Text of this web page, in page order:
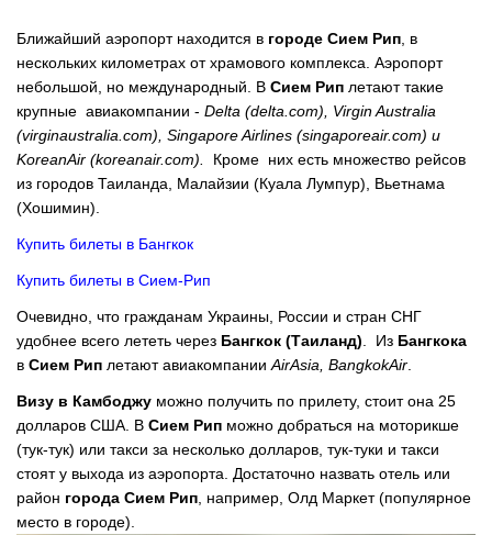
Ближайший аэропорт находится в городе Сием Рип , в
нескольких километрах от храмового комплекса. Аэропорт
небольшой, но международный. В Сием Рип летают такие
крупные авиакомпании - Delta (delta.com), Virgin Australia
(virginaustralia.com), Singapore Airlines (singaporeair.com) и
KoreanAir (koreanair.com).
Кроме них есть множество рейсов
из городов Таиланда, Малайзии (Куала Лумпур), Вьетнама
(Хошимин).
Купить билеты в Бангкок
Купить билеты в Сием-Рип
Очевидно, что гражданам Украины, России и стран СНГ
удобнее всего лететь через Бангкок (Таиланд) . Из Бангкока
в Сием Рип летают авиакомпании AirAsia, BangkokAir
Визу в Камбоджу можно получить по прилету, стоит она 25
долларов США. В Сием Рип можно добраться на моторикше
(тук-тук) или такси за несколько долларов, тук-туки и такси
стоят у выхода из аэропорта. Достаточно назвать отель или
район города Сием Рип , например, Олд Маркет (популярное
место в городе).